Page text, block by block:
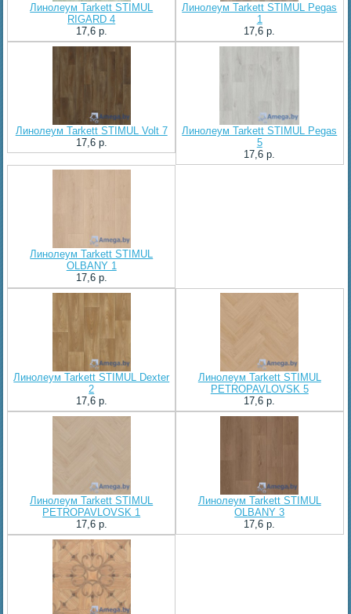
Линолеум Tarkett STIMUL
RIGARD 4
17,6 p.
Линолеум Tarkett STIMUL Pegas
1
17,6 p.
Линолеум Tarkett STIMUL Volt 7
17,6 p.
Линолеум Tarkett STIMUL Pegas
5
17,6 p.
Линолеум Tarkett STIMUL
OLBANY 1
17,6 p.
Линолеум Tarkett STIMUL Dexter
2
17,6 p.
Линолеум Tarkett STIMUL
PETROPAVLOVSK 5
17,6 p.
Линолеум Tarkett STIMUL
PETROPAVLOVSK 1
17,6 p.
Линолеум Tarkett STIMUL
OLBANY 3
17,6 p.